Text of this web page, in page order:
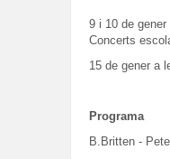
9 i 10 de
Concerts
15 de gener a
Programa
B.Britten -